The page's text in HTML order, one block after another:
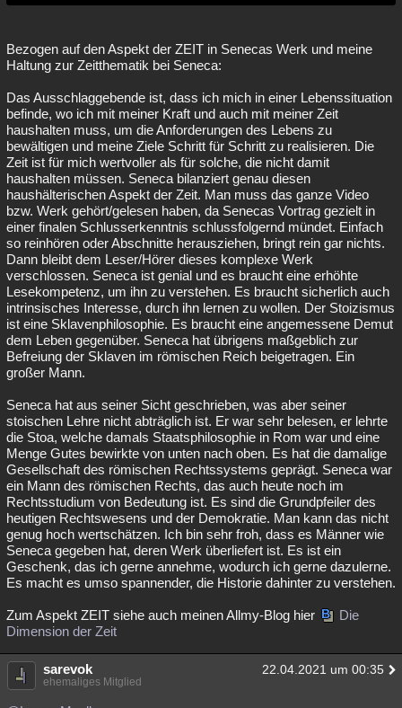
Bezogen auf den Aspekt der ZEIT in Senecas Werk und meine
Haltung zur Zeitthematik bei Seneca:
Das Ausschlaggebende ist, dass ich mich in einer Lebenssituation
befinde, wo ich mit meiner Kraft und auch mit meiner Zeit
haushalten muss, um die Anforderungen des Lebens zu
bewältigen und meine Ziele Schritt für Schritt zu realisieren. Die
Zeit ist für mich wertvoller als für solche, die nicht damit
haushalten müssen. Seneca bilanziert genau diesen
haushälterischen Aspekt der Zeit. Man muss das ganze Video
bzw. Werk gehört/gelesen haben, da Senecas Vortrag gezielt in
einer finalen Schlusserkenntnis schlussfolgernd mündet. Einfach
so reinhören oder Abschnitte herausziehen, bringt rein gar nichts.
Dann bleibt dem Leser/Hörer dieses komplexe Werk
verschlossen. Seneca ist genial und es braucht eine erhöhte
Lesekompetenz, um ihn zu verstehen. Es braucht sicherlich auch
intrinsisches Interesse, durch ihn lernen zu wollen. Der Stoizismus
ist eine Sklavenphilosophie. Es braucht eine angemessene Demut
dem Leben gegenüber. Seneca hat übrigens maßgeblich zur
Befreiung der Sklaven im römischen Reich beigetragen. Ein
großer Mann.
Seneca hat aus seiner Sicht geschrieben, was aber seiner
stoischen Lehre nicht abträglich ist. Er war sehr belesen, er lehrte
die Stoa, welche damals Staatsphilosophie in Rom war und eine
Menge Gutes bewirkte von unten nach oben. Es hat die damalige
Gesellschaft des römischen Rechtssystems geprägt. Seneca war
ein Mann des römischen Rechts, das auch heute noch im
Rechtsstudium von Bedeutung ist. Es sind die Grundpfeiler des
heutigen Rechtswesens und der Demokratie. Man kann das nicht
genug hoch wertschätzen. Ich bin sehr froh, dass es Männer wie
Seneca gegeben hat, deren Werk überliefert ist. Es ist ein
Geschenk, das ich gerne annehme, wodurch ich gerne dazulerne.
Es macht es umso spannender, die Historie dahinter zu verstehen.
Zum Aspekt ZEIT siehe auch meinen Allmy-Blog hier
Die
Dimension der Zeit
sarevok 22.04.2021 um 00:35
ehemaliges Mitglied